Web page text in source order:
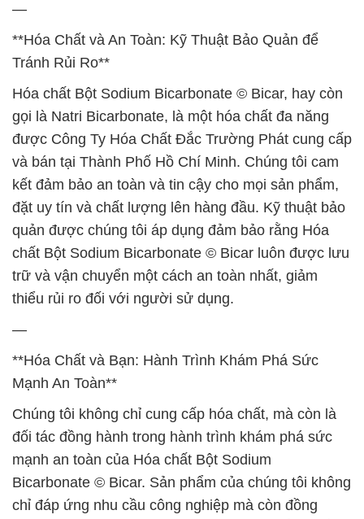
—
**Hóa Chất và An Toàn: Kỹ Thuật Bảo Quản để
Tránh Rủi Ro**
Hóa chất Bột Sodium Bicarbonate © Bicar, hay còn
gọi là Natri Bicarbonate, là một hóa chất đa năng
được Công Ty Hóa Chất Đắc Trường Phát cung cấp
và bán tại Thành Phố Hồ Chí Minh. Chúng tôi cam
kết đảm bảo an toàn và tin cậy cho mọi sản phẩm,
đặt uy tín và chất lượng lên hàng đầu. Kỹ thuật bảo
quản được chúng tôi áp dụng đảm bảo rằng Hóa
chất Bột Sodium Bicarbonate © Bicar luôn được lưu
trữ và vận chuyển một cách an toàn nhất, giảm
thiểu rủi ro đối với người sử dụng.
—
**Hóa Chất và Bạn: Hành Trình Khám Phá Sức
Mạnh An Toàn**
Chúng tôi không chỉ cung cấp hóa chất, mà còn là
đối tác đồng hành trong hành trình khám phá sức
mạnh an toàn của Hóa chất Bột Sodium
Bicarbonate © Bicar. Sản phẩm của chúng tôi không
chỉ đáp ứng nhu cầu công nghiệp mà còn đồng